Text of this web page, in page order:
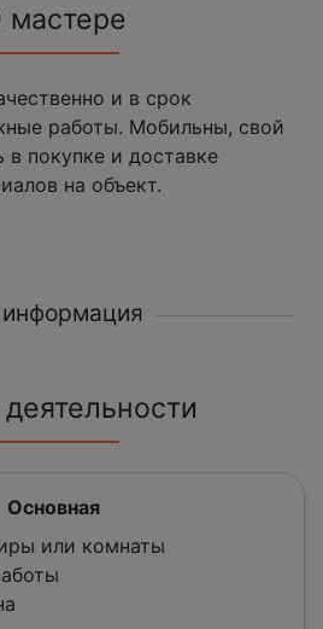
мастере
и в срок
работы. Мобильны, свой
покупке и доставке
на объект.
Основная
или комнаты